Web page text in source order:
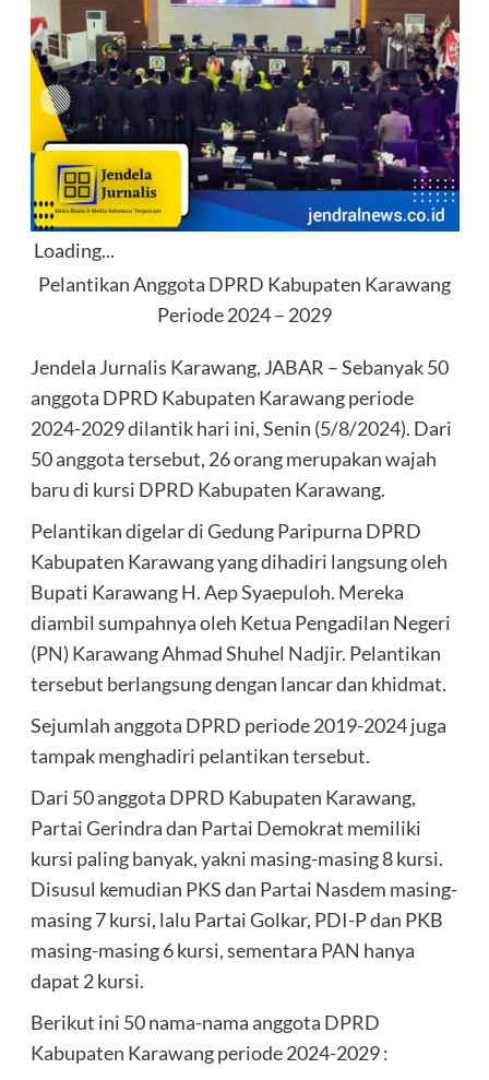
Loading...
Pelantikan Anggota DPRD Kabupaten Karawang
Periode 2024 – 2029
Jendela Jurnalis Karawang, JABAR – Sebanyak 50
anggota DPRD Kabupaten Karawang periode
2024-2029 dilantik hari ini, Senin (5/8/2024). Dari
50 anggota tersebut, 26 orang merupakan wajah
baru di kursi DPRD Kabupaten Karawang.
Pelantikan digelar di Gedung Paripurna DPRD
Kabupaten Karawang yang dihadiri langsung oleh
Bupati Karawang H. Aep Syaepuloh. Mereka
diambil sumpahnya oleh Ketua Pengadilan Negeri
(PN) Karawang Ahmad Shuhel Nadjir. Pelantikan
tersebut berlangsung dengan lancar dan khidmat.
Sejumlah anggota DPRD periode 2019-2024 juga
tampak menghadiri pelantikan tersebut.
Dari 50 anggota DPRD Kabupaten Karawang,
Partai Gerindra dan Partai Demokrat memiliki
kursi paling banyak, yakni masing-masing 8 kursi.
Disusul kemudian PKS dan Partai Nasdem masing-
masing 7 kursi, lalu Partai Golkar, PDI-P dan PKB
masing-masing 6 kursi, sementara PAN hanya
dapat 2 kursi.
Berikut ini 50 nama-nama anggota DPRD
Kabupaten Karawang periode 2024-2029 :